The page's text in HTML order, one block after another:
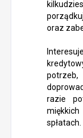
oraz
razie
spłatach.